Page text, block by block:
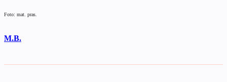
Foto: mat. pras.
M.B.